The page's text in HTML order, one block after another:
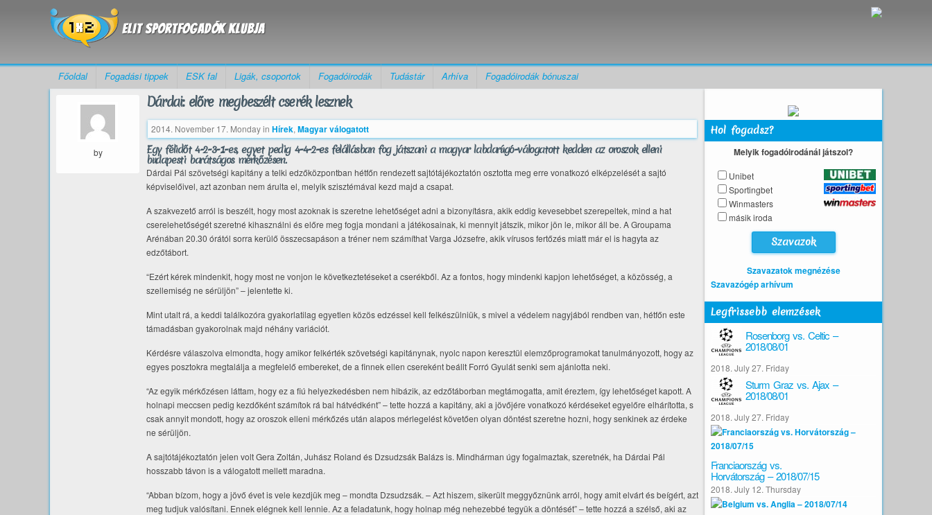
Főoldal Fogadási tippek ESK fal Ligák, csoportok Fogadóirodák Tudástár Arhíva Fogadóirodák bónuszai
by
Dárdai: előre megbeszélt cserék lesznek
2014. November 17. Mondayin Hírek, Magyar válogatott
Egy félidőt 4-2-3-1-es, egyet pedig 4-4-2-es felállásban fog játszani a magyar labdarúgó-válogatott kedden az oroszok elleni
budapesti barátságos mérkőzésen.
Dárdai Pál szövetségi kapitány a telki edzőközpontban hétfőn rendezett sajtótájékoztatón osztotta meg erre vonatkozó elképzelését a sajtó
képviselőivel, azt azonban nem árulta el, melyik szisztémával kezd majd a csapat.
A szakvezető arról is beszélt, hogy most azoknak is szeretne lehetőséget adni a bizonyításra, akik eddig kevesebbet szerepeltek, mind a hat
cserelehetőségét szeretné kihasználni és előre meg fogja mondani a játékosainak, ki mennyit játszik, mikor jön le, mikor áll be. A Groupama
Arénában 20.30 órától sorra kerülő összecsapáson a tréner nem számíthat Varga Józsefre, akik vírusos fertőzés miatt már el is hagyta az
edzőtábort.
“Ezért kérek mindenkit, hogy most ne vonjon le következtetéseket a cserékből. Az a fontos, hogy mindenki kapjon lehetőséget, a közösség, a
szellemiség ne sérüljön” – jelentette ki.
Mint utalt rá, a keddi találkozóra gyakorlatilag egyetlen közös edzéssel kell felkészülniük, s mivel a védelem nagyjából rendben van, hétfőn este
támadásban gyakorolnak majd néhány variációt.
Kérdésre válaszolva elmondta, hogy amikor felkérték szövetségi kapitánynak, nyolc napon keresztül elemzőprogramokat tanulmányozott, hogy az
egyes posztokra megtalálja a megfelelő embereket, de a finnek ellen csereként beállt Forró Gyulát senki sem ajánlotta neki.
“Az egyik mérkőzésen láttam, hogy ez a fiú helyezkedésben nem hibázik, az edzőtáborban megtámogatta, amit éreztem, így lehetőséget kapott. A
holnapi meccsen pedig kezdőként számítok rá bal hátvédként” – tette hozzá a kapitány, aki a jövőjére vonatkozó kérdéseket egyelőre elhárította, s
csak annyit mondott, hogy az oroszok elleni mérkőzés után alapos mérlegelést követően olyan döntést szeretne hozni, hogy senkinek az érdeke
ne sérüljön.
A sajtótájékoztatón jelen volt Gera Zoltán, Juhász Roland és Dzsudzsák Balázs is. Mindhárman úgy fogalmaztak, szeretnék, ha Dárdai Pál
hosszabb távon is a válogatott mellett maradna.
“Abban bízom, hogy a jövő évet is vele kezdjük meg – mondta Dzsudzsák. – Azt hiszem, sikerült meggyőznünk arról, hogy amit elvárt és beígért, azt
meg tudjuk valósítani. Ennek elégnek kell lennie. Az a feladatunk, hogy holnap még nehezebbé tegyük a döntését” – tette hozzá a szélső, aki az
Hol fogadsz?
Melyik fogadóirodánál játszol?
Unibet
Sportingbet
Winmasters
másik iroda
Szavazatok megnézése
Szavazógép arhívum
Legfrissebb elemzések
Rosenborg vs. Celtic –
2018/08/01
2018. July 27. Friday
Sturm Graz vs. Ajax –
2018/08/01
2018. July 27. Friday
Franciaország vs.
Horvátország – 2018/07/15
2018. July 12. Thursday